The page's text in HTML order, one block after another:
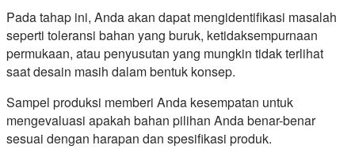
Pada tahap ini, Anda akan dapat mengidentifikasi masalah
seperti toleransi bahan yang buruk, ketidaksempurnaan
permukaan, atau penyusutan yang mungkin tidak terlihat
saat desain masih dalam bentuk konsep.
Sampel produksi memberi Anda kesempatan untuk
mengevaluasi apakah bahan pilihan Anda benar-benar
sesuai dengan harapan dan spesifikasi produk.